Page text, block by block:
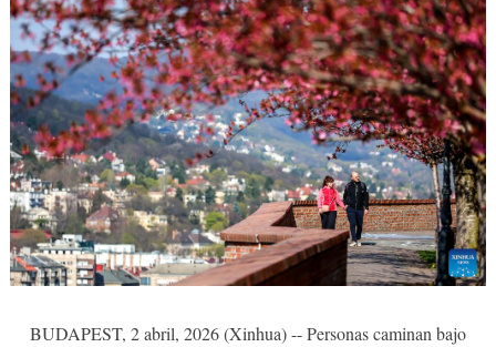
BUDAPEST, 2 abril, 2026 (Xinhua) -- Personas caminan bajo